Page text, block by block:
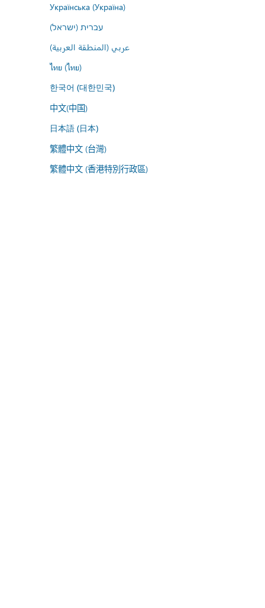
Українська (Україна)
עברית (ישראל)
عربي (المنطقة العربية)
ไทย (ไทย)
한국어 (대한민국)
中文(中国)
日本語 (日本)
繁體中文 (台灣)
繁體中文 (香港特別行政區)